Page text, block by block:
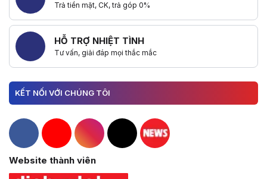
Trả tiền mặt, CK, trả góp 0%
HỖ TRỢ NHIỆT TÌNH
Tư vấn, giải đáp mọi thắc mắc
KẾT NỐI VỚI CHÚNG TÔI
Hacom Facebook
Hacom YouTube
Hacom Instagram
Hacom TikTok
Website thành viên